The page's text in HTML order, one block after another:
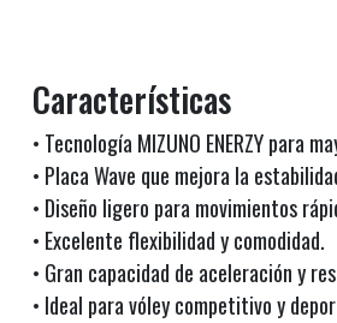
Características
• Tecnología MIZUNO ENERZY para
• Placa Wave que mejora la
• Diseño ligero para movimientos
• Excelente flexibilidad y comodidad.
• Gran capacidad de aceleración y
• Ideal para vóley competitivo y